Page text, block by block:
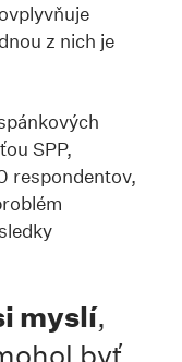
z nich je
SPP,
respondentov,
myslí,
byť